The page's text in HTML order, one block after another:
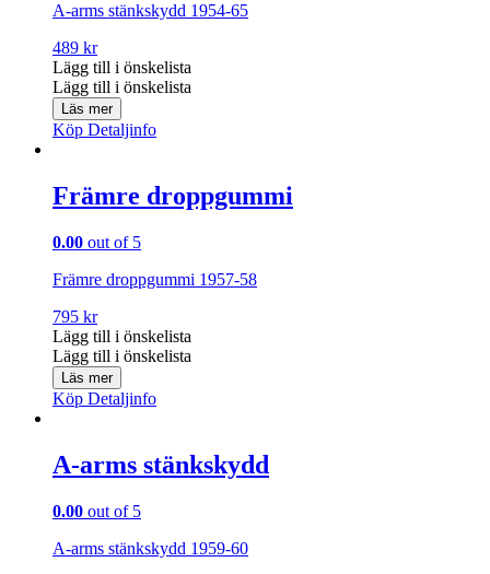
A-arms stänkskydd 1954-65
489 kr
Lägg till i önskelista
Lägg till i önskelista
Läs mer
Köp Detaljinfo
Främre droppgummi
0.00 out of 5
Främre droppgummi 1957-58
795 kr
Lägg till i önskelista
Lägg till i önskelista
Läs mer
Köp Detaljinfo
A-arms stänkskydd
0.00 out of 5
A-arms stänkskydd 1959-60